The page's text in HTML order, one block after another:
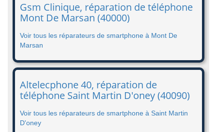
Gsm Clinique, réparation de téléphone
Mont De Marsan (40000)
Voir tous les réparateurs de smartphone à Mont De
Marsan
Altelecphone 40, réparation de
téléphone Saint Martin D'oney (40090)
Voir tous les réparateurs de smartphone à Saint Martin
D'oney